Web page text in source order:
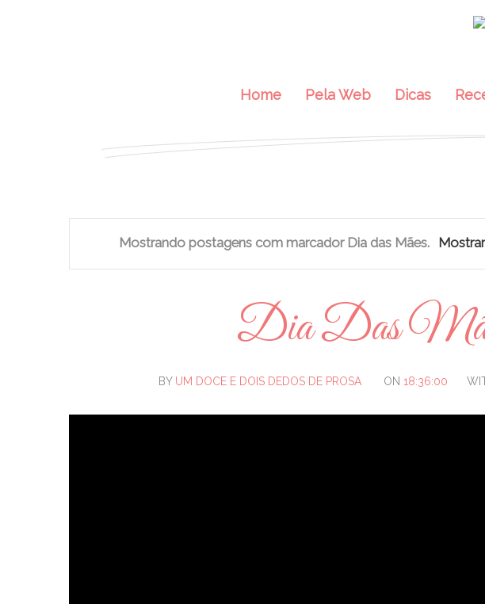
Home Pela Web Dicas
Mostrando postagens com marcador Dia das Mães.
Dia Das
BY UM DOCE E DOIS DEDOS DE PROSA ON 18:36:00